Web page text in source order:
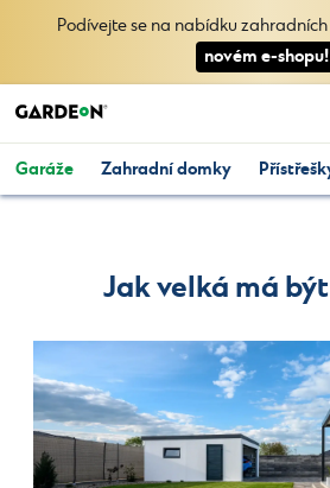
Podívejte se na nabídku
novém e-shopu!
Garáže Zahradní domky
Jak velká má